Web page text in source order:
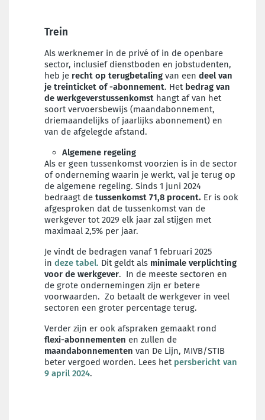
Trein
Als werknemer in de privé of in de openbare
sector, inclusief dienstboden en jobstudenten,
heb je recht op terugbetaling van een deel van
je treinticket of -abonnement. Het bedrag van
de werkgeverstussenkomst hangt af van het
soort vervoersbewijs (maandabonnement,
driemaandelijks of jaarlijks abonnement) en
van de afgelegde afstand.
Algemene regeling
Als er geen tussenkomst voorzien is in de sector
of onderneming waarin je werkt, val je terug op
de algemene regeling. Sinds 1 juni 2024
bedraagt de tussenkomst 71,8 procent. Er is ook
afgesproken dat de tussenkomst van de
werkgever tot 2029 elk jaar zal stijgen met
maximaal 2,5% per jaar.
Je vindt de bedragen vanaf 1 februari 2025
in deze tabel. Dit geldt als minimale verplichting
voor de werkgever. In de meeste sectoren en
de grote ondernemingen zijn er betere
voorwaarden. Zo betaalt de werkgever in veel
sectoren een groter percentage terug.
Verder zijn er ook afspraken gemaakt rond
flexi-abonnementen en zullen de
maandabonnementen van De Lijn, MIVB/STIB
beter vergoed worden. Lees het persbericht van
9 april 2024.